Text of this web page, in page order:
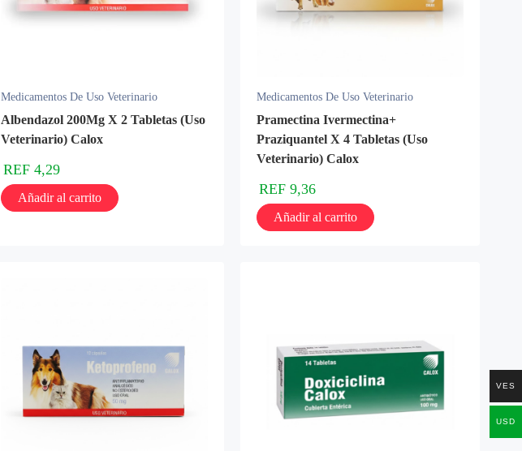
Medicamentos De Uso Veterinario
Albendazol 200Mg X 2 Tabletas (Uso
Veterinario) Calox
REF 4,29
Añadir al carrito
Medicamentos De Uso Veterinario
Pramectina Ivermectina+
Praziquantel X 4 Tabletas (Uso
Veterinario) Calox
REF 9,36
Añadir al carrito
VES
USD